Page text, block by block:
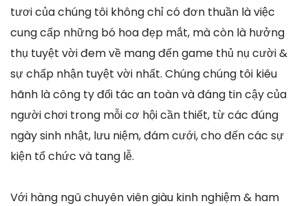
tươi của chúng tôi không chỉ có đơn thuần là việc
cung cấp những bó hoa đẹp mắt, mà còn là hưởng
thụ tuyệt vời đem về mang đến game thủ nụ cười &
sự chấp nhận tuyệt vời nhất. Chúng chúng tôi kiêu
hãnh là công ty đối tác an toàn và đáng tin cậy của
người chơi trong mỗi cơ hội cần thiết, từ các đúng
ngày sinh nhật, lưu niệm, đám cưới, cho đến các sự
kiện tổ chức và tang lễ.
Với hàng ngũ chuyên viên giàu kinh nghiệm & ham